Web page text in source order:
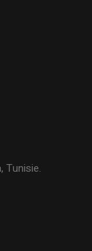
Tunisie.